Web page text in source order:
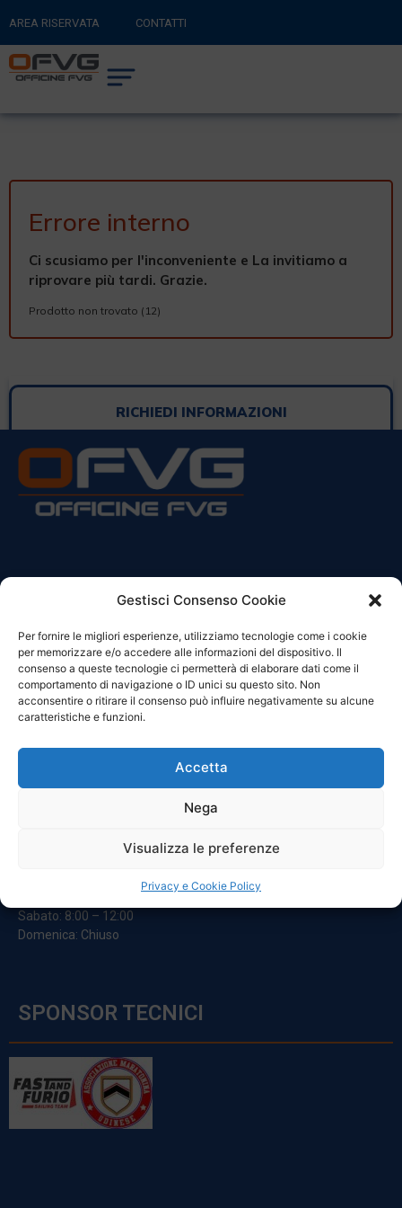
Gestisci Consenso Cookie
Per fornire le migliori esperienze, utilizziamo tecnologie come i cookie
per memorizzare e/o accedere alle informazioni del dispositivo. Il
consenso a queste tecnologie ci permetterà di elaborare dati come il
comportamento di navigazione o ID unici su questo sito. Non
acconsentire o ritirare il consenso può influire negativamente su alcune
caratteristiche e funzioni.
Accetta
Nega
Visualizza le preferenze
Privacy e Cookie Policy
AREA RISERVATA CONTATTI
RITORNA AL SITO PRINCIPALE
CARRELLO
Errore interno
Ci scusiamo per l'inconveniente e La invitiamo a
riprovare più tardi. Grazie.
Prodotto non trovato (12)
RICHIEDI INFORMAZIONI
Sede Legale:
Via Principe Di Udine 144
33030 Campoformido (Ud)
clienti@officinefvg.it
posta@officinefvgpec.It
Sabato: 8:00 – 12:00
Domenica: Chiuso
SPONSOR TECNICI